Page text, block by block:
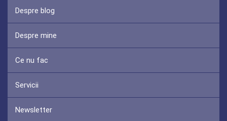
Despre blog
Despre mine
Ce nu fac
Servicii
Newsletter